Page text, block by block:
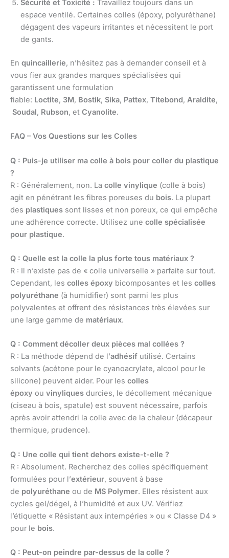
Sécurité et Toxicité : Travaillez toujours dans un
espace ventilé. Certaines colles (époxy, polyuréthane)
dégagent des vapeurs irritantes et nécessitent le port
de gants.
En quincaillerie, n’hésitez pas à demander conseil et à
vous fier aux grandes marques spécialisées qui
garantissent une formulation
fiable: Loctite, 3M, Bostik, Sika, Pattex, Titebond, Araldite,
Soudal, Rubson, et Cyanolite.
FAQ – Vos Questions sur les Colles
Q : Puis-je utiliser ma colle à bois pour coller du plastique
?
R : Généralement, non. La colle vinylique (colle à bois)
agit en pénétrant les fibres poreuses du bois. La plupart
des plastiques sont lisses et non poreux, ce qui empêche
une adhérence correcte. Utilisez une colle spécialisée
pour plastique.
Q : Quelle est la colle la plus forte tous matériaux ?
R : Il n’existe pas de « colle universelle » parfaite sur tout.
Cependant, les colles époxy bicomposantes et les colles
polyuréthane (à humidifier) sont parmi les plus
polyvalentes et offrent des résistances très élevées sur
une large gamme de matériaux.
Q : Comment décoller deux pièces mal collées ?
R : La méthode dépend de l’adhésif utilisé. Certains
solvants (acétone pour le cyanoacrylate, alcool pour le
silicone) peuvent aider. Pour les colles
époxy ou vinyliques durcies, le décollement mécanique
(ciseau à bois, spatule) est souvent nécessaire, parfois
après avoir attendri la colle avec de la chaleur (décapeur
thermique, prudence).
Q : Une colle qui tient dehors existe-t-elle ?
R : Absolument. Recherchez des colles spécifiquement
formulées pour l’extérieur, souvent à base
de polyuréthane ou de MS Polymer. Elles résistent aux
cycles gel/dégel, à l’humidité et aux UV. Vérifiez
l’étiquette « Résistant aux intempéries » ou « Classe D4 »
pour le bois.
Q : Peut-on peindre par-dessus de la colle ?